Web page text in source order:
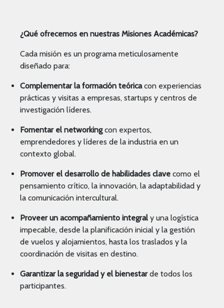
¿Qué ofrecemos en nuestras Misiones Académicas?
Cada misión es un programa meticulosamente
diseñado para:
Complementar la formación teóricacon experiencias
prácticas y visitas a empresas, startups y centros de
investigación líderes.
Fomentar el networkingcon expertos,
emprendedores y líderes de la industria en un
contexto global.
Promover el desarrollo de habilidades clave como el
pensamiento crítico, la innovación, la adaptabilidad y
la comunicación intercultural.
Proveer un acompañamiento integral y una logística
impecable, desde la planificación inicial y la gestión
de vuelos y alojamientos, hasta los traslados y la
coordinación de visitas en destino.
Garantizar la seguridad y el bienestarde todos los
participantes.